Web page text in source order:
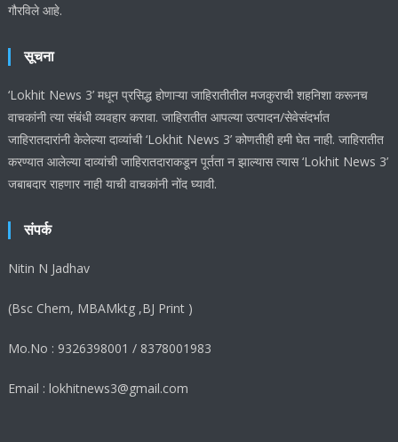
गौरविले आहे.
सूचना
‘Lokhit News 3’ मधून प्रसिद्ध होणाऱ्या जाहिरातीतील मजकुराची शहनिशा करूनच
वाचकांनी त्या संबंधी व्यवहार करावा. जाहिरातीत आपल्या उत्पादन/सेवेसंदर्भात
जाहिरातदारांनी केलेल्या दाव्यांची ‘Lokhit News 3’ कोणतीही हमी घेत नाही. जाहिरातीत
करण्यात आलेल्या दाव्यांची जाहिरातदाराकडून पूर्तता न झाल्यास त्यास ‘Lokhit News 3’
जबाबदार राहणार नाही याची वाचकांनी नोंद घ्यावी.
संपर्क
Nitin N Jadhav
(Bsc Chem, MBAMktg ,BJ Print )
Mo.No : 9326398001 / 8378001983
Email : lokhitnews3@gmail.com